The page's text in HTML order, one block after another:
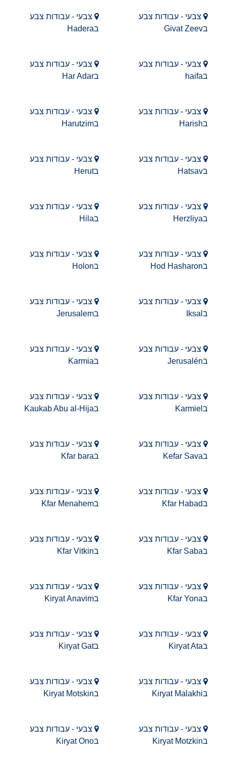
צבעי - עבודות צבע
בGivat Zeev
צבעי - עבודות צבע
בHadera
צבעי - עבודות צבע
בhaifa
צבעי - עבודות צבע
בHar Adar
צבעי - עבודות צבע
בHarish
צבעי - עבודות צבע
בHarutzim
צבעי - עבודות צבע
בHatsav
צבעי - עבודות צבע
בHerut
צבעי - עבודות צבע
בHerzliya
צבעי - עבודות צבע
בHila
צבעי - עבודות צבע
בHod Hasharon
צבעי - עבודות צבע
בHolon
צבעי - עבודות צבע
בIksal
צבעי - עבודות צבע
בJerusalem
צבעי - עבודות צבע
בJerusalén
צבעי - עבודות צבע
בKarmia
צבעי - עבודות צבע
בKarmiel
צבעי - עבודות צבע
בKaukab Abu al-Hija
צבעי - עבודות צבע
בKefar Sava
צבעי - עבודות צבע
בKfar bara
צבעי - עבודות צבע
בKfar Habad
צבעי - עבודות צבע
בKfar Menahem
צבעי - עבודות צבע
בKfar Saba
צבעי - עבודות צבע
בKfar Vitkin
צבעי - עבודות צבע
בKfar Yona
צבעי - עבודות צבע
בKiryat Anavim
צבעי - עבודות צבע
בKiryat Ata
צבעי - עבודות צבע
בKiryat Gat
צבעי - עבודות צבע
בKiryat Malakhi
צבעי - עבודות צבע
בKiryat Motskin
צבעי - עבודות צבע
בKiryat Motzkin
צבעי - עבודות צבע
בKiryat Ono